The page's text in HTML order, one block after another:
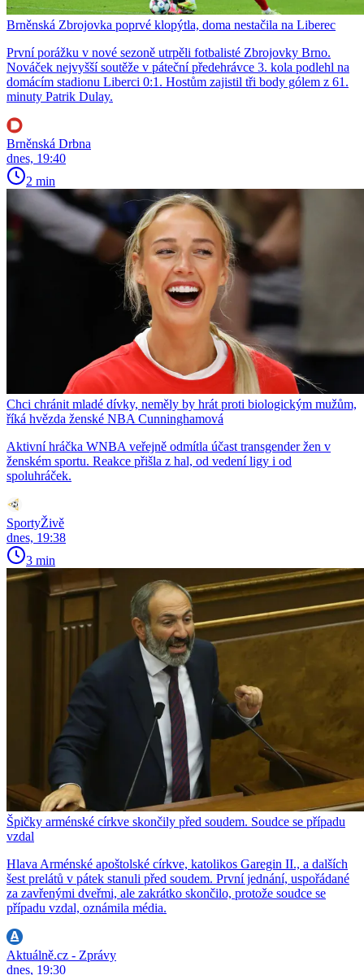
Brněnská Zbrojovka poprvé klopýtla, doma nestačila na Liberec
První porážku v nové sezoně utrpěli fotbalisté Zbrojovky Brno.
Nováček nejvyšší soutěže v páteční předehrávce 3. kola podlehl na
domácím stadionu Liberci 0:1. Hostům zajistil tři body gólem z 61.
minuty Patrik Dulay.
Brněnská Drbna
dnes, 19:40
2 min
Chci chránit mladé dívky, neměly by hrát proti biologickým mužům,
říká hvězda ženské NBA Cunninghamová
Aktivní hráčka WNBA veřejně odmítla účast transgender žen v
ženském sportu. Reakce přišla z hal, od vedení ligy i od
spoluhráček.
SportyŽivě
dnes, 19:38
3 min
Špičky arménské církve skončily před soudem. Soudce se případu
vzdal
Hlava Arménské apoštolské církve, katolikos Garegin II., a dalších
šest prelátů v pátek stanuli před soudem. První jednání, uspořádané
za zavřenými dveřmi, ale zakrátko skončilo, protože soudce se
případu vzdal, oznámila média.
Aktuálně.cz - Zprávy
dnes, 19:30